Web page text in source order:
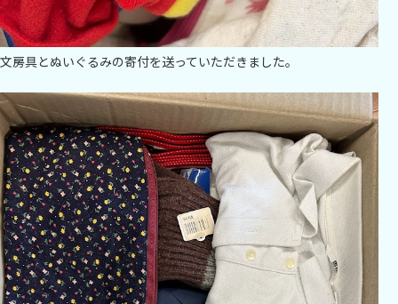
文房具とぬいぐるみの寄付を送っていただきました。